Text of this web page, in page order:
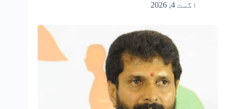
اگست 4, 2026